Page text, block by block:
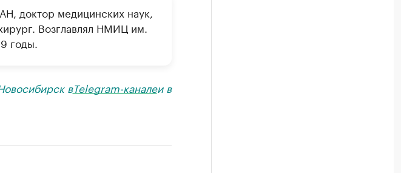
доктор медицинских наук,
Возглавлял НМИЦ им.
годы.
вTelegram-каналеи в